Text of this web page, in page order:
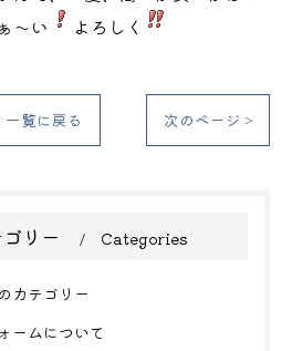
～い
よろしく
一覧に戻る 次のページ >
リー Categories
カテゴリー
ームについて